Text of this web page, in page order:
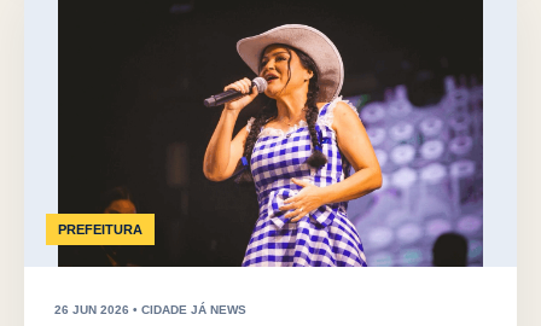
PREFEITURA
26 JUN 2026 • CIDADE JÁ NEWS